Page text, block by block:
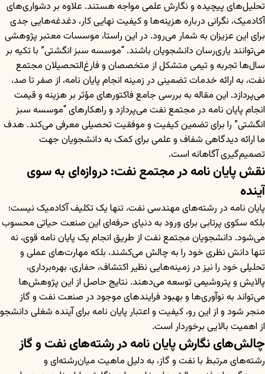
تحلیل‌های پیچیده و نگارش علمی مواجه هستند. علاوه بر دشواری‌های
آکادمیک، نگرانی درباره هزینه‌ها و کیفیت نهایی کار، دغدغه‌هایی جدی
برای این عزیزان به شمار می‌رود. در این راستا، موسسات معتبر پژوهشی
می‌توانند یاری‌رسان دانشجویان باشند. “موسسه سبز انگشتی” با تکیه بر
سال‌ها تجربه و تیمی متشکل از متخصصان و فارغ‌التحصیلان مجتمع
نفت، به ارائه خدمات تضمینی در زمینه انجام پایان نامه، از صفر تا صد،
می‌پردازد. این مقاله به بررسی جامع فاکتورهای مؤثر بر هزینه و قیمت
انجام پایان نامه در مجتمع نفت می‌پردازد و راهکارهای “موسسه سبز
انگشتی” را برای تضمین کیفیت و موفقیت تحصیلی معرفی می‌کند. هدف
ما ارائه دیدگاهی شفاف و علمی برای کمک به دانشجویان جهت
تصمیم‌گیری آگاهانه است.
نقش پایان نامه در مجتمع نفت: دروازه‌ای به سوی
آینده
پایان نامه در رشته‌های مهندسی نفت، تنها یک تکلیف آکادمیک نیست؛
بلکه سکوی پرتابی برای ورود به دنیای حرفه‌ای این صنعت حیاتی محسوب
می‌شود. دانشجویان مجتمع نفت از طریق انجام یک پایان نامه قوی، نه
تنها دانش نظری خود را به چالش می‌کشند، بلکه مهارت‌های عملی و
تحلیلی خود را نیز در زمینه‌هایی نظیر اکتشاف، حفاری، بهره‌برداری،
پالایش و پتروشیمی توسعه می‌دهند. نتایج حاصل از این پژوهش‌ها
می‌تواند به نوآوری‌ها و بهبود فرایندهای موجود در صنعت نفت و گاز
منجر شود و از این رو، کیفیت و اعتبار پایان نامه برای آینده شغلی دانشجو
از اهمیت بالایی برخوردار است.
چالش‌های نگارش پایان نامه در رشته‌های نفت و گاز
رشته‌های مرتبط با نفت و گاز، به دلیل ماهیت میان‌رشته‌ای و